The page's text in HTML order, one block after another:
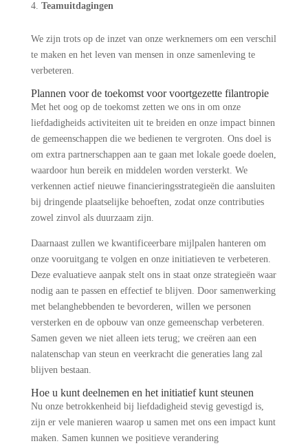
Teamuitdagingen
We zijn trots op de inzet van onze werknemers om een verschil
te maken en het leven van mensen in onze samenleving te
verbeteren.
Plannen voor de toekomst voor voortgezette filantropie
Met het oog op de toekomst zetten we ons in om onze
liefdadigheids activiteiten uit te breiden en onze impact binnen
de gemeenschappen die we bedienen te vergroten. Ons doel is
om extra partnerschappen aan te gaan met lokale goede doelen,
waardoor hun bereik en middelen worden versterkt. We
verkennen actief nieuwe financieringsstrategieën die aansluiten
bij dringende plaatselijke behoeften, zodat onze contributies
zowel zinvol als duurzaam zijn.
Daarnaast zullen we kwantificeerbare mijlpalen hanteren om
onze vooruitgang te volgen en onze initiatieven te verbeteren.
Deze evaluatieve aanpak stelt ons in staat onze strategieën waar
nodig aan te passen en effectief te blijven. Door samenwerking
met belanghebbenden te bevorderen, willen we personen
versterken en de opbouw van onze gemeenschap verbeteren.
Samen geven we niet alleen iets terug; we creëren aan een
nalatenschap van steun en veerkracht die generaties lang zal
blijven bestaan.
Hoe u kunt deelnemen en het initiatief kunt steunen
Nu onze betrokkenheid bij liefdadigheid stevig gevestigd is,
zijn er vele manieren waarop u samen met ons een impact kunt
maken. Samen kunnen we positieve verandering